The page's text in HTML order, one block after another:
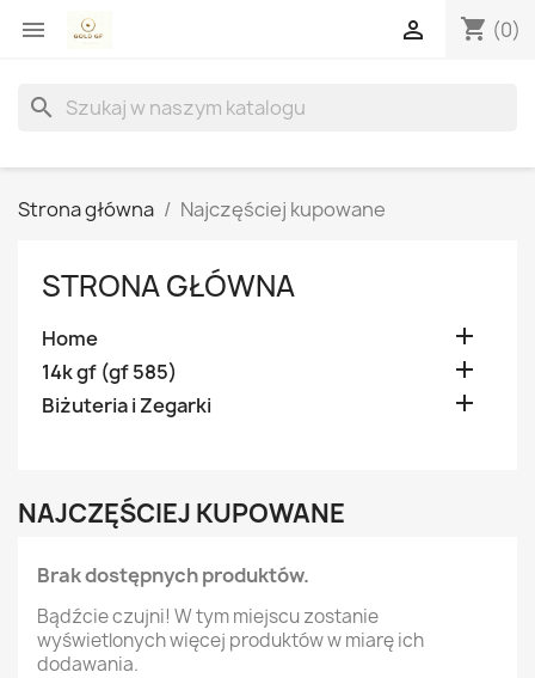
 shopping_cart (0)

search
Strona główna Najczęściej kupowane
STRONA GŁÓWNA
Home 
14k gf (gf 585) 
Biżuteria i Zegarki 
NAJCZĘŚCIEJ KUPOWANE
Brak dostępnych produktów.
Bądźcie czujni! W tym miejscu zostanie
wyświetlonych więcej produktów w miarę ich
dodawania.